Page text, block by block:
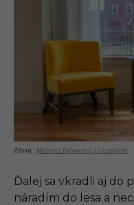
Michael Browning / Unsplash
Ďalej sa vkradli aj do
náradím do lesa a